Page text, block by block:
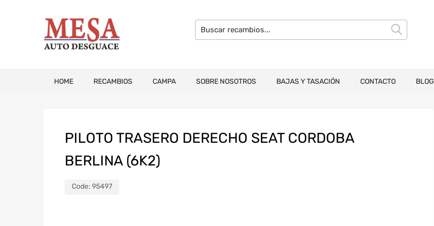
HOME RECAMBIOS CAMPA SOBRE NOSOTROS BAJAS Y TASACIÓN CONTACTO BLOG
PILOTO TRASERO DERECHO SEAT CORDOBA
BERLINA (6K2)
Code: 95497